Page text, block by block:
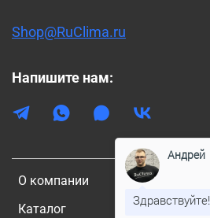
О компании
Каталог
Shop@RuClima.ru
Напишите нам:
Андрей
Здравствуйте!